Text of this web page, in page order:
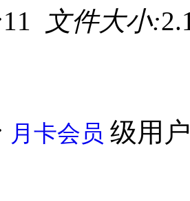
11 文件大小:
月卡会员 级用